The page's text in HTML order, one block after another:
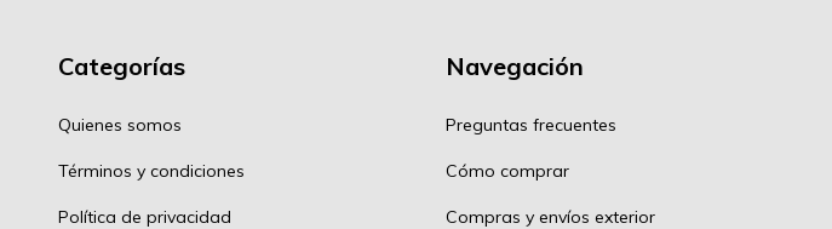
Categorías
Quienes somos
Términos y condiciones
Política de privacidad
Navegación
Preguntas frecuentes
Cómo comprar
Compras y envíos exterior